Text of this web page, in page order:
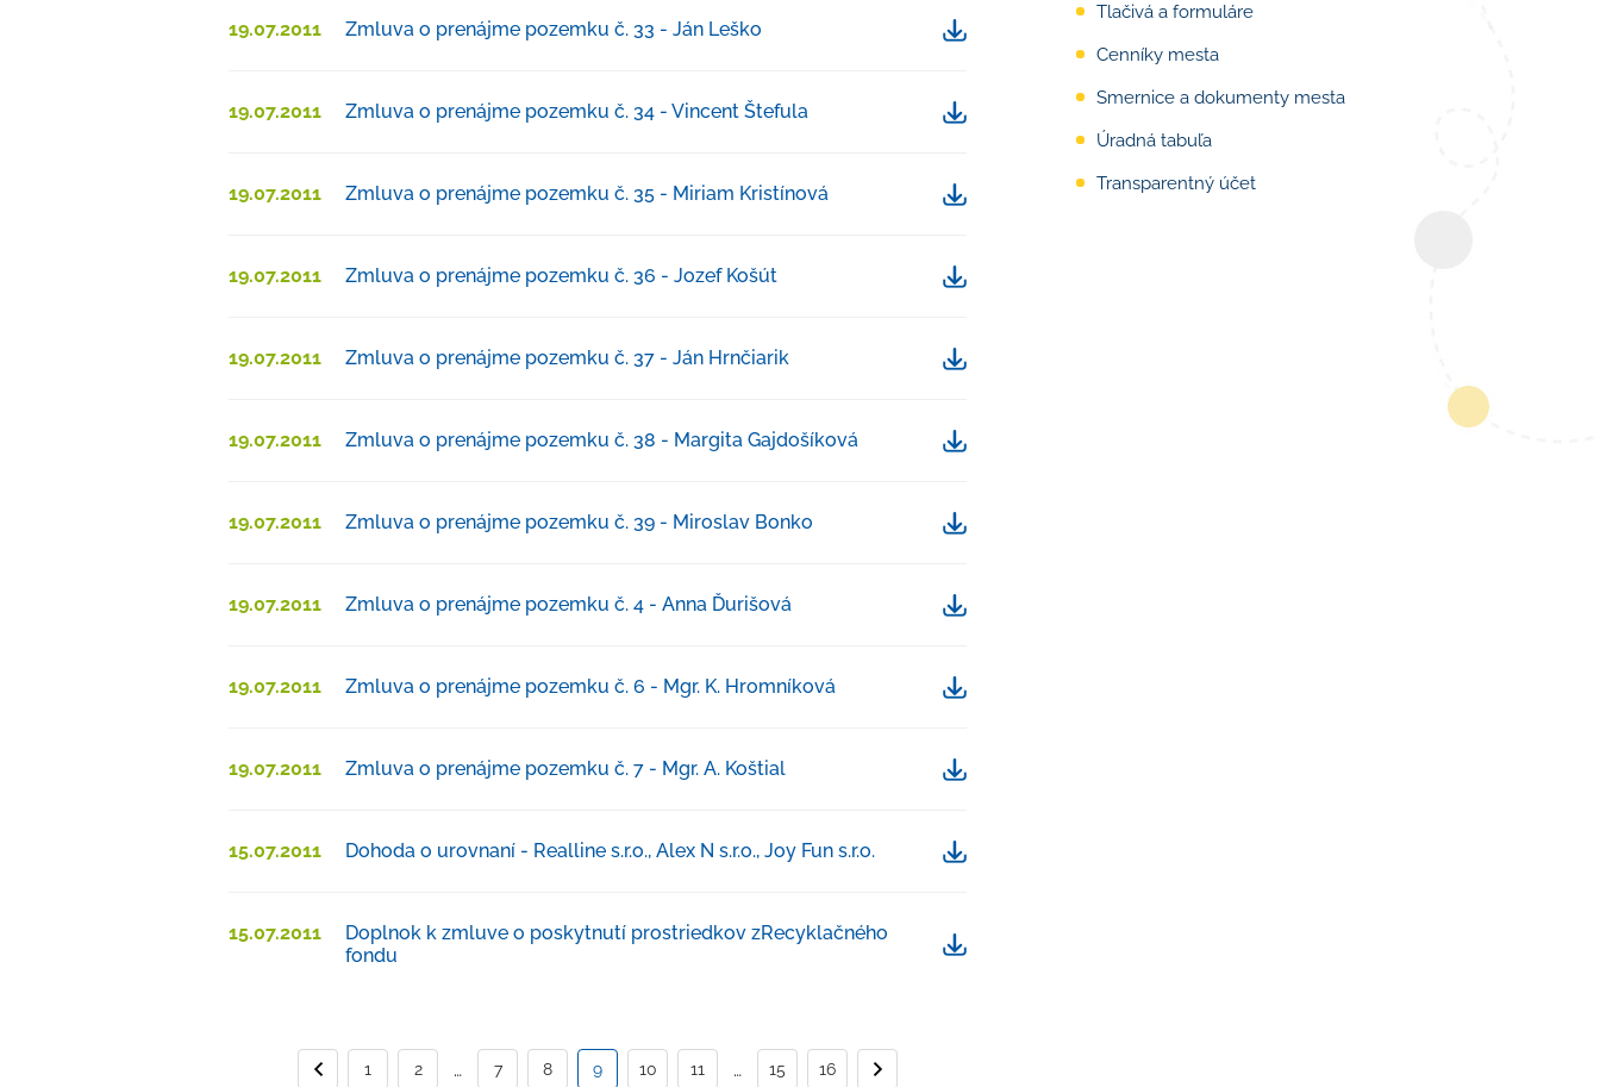
Tlačivá a formuláre
Cenníky mesta
Smernice a dokumenty mesta
Úradná tabuľa
Transparentný účet
19.07.2011 Zmluva o prenájme pozemku č. 33 - Ján Leško
19.07.2011 Zmluva o prenájme pozemku č. 34 - Vincent Štefula
19.07.2011 Zmluva o prenájme pozemku č. 35 - Miriam Kristínová
19.07.2011 Zmluva o prenájme pozemku č. 36 - Jozef Košút
19.07.2011 Zmluva o prenájme pozemku č. 37 - Ján Hrnčiarik
19.07.2011 Zmluva o prenájme pozemku č. 38 - Margita Gajdošíková
19.07.2011 Zmluva o prenájme pozemku č. 39 - Miroslav Bonko
19.07.2011 Zmluva o prenájme pozemku č. 4 - Anna Ďurišová
19.07.2011 Zmluva o prenájme pozemku č. 6 - Mgr. K. Hromníková
19.07.2011 Zmluva o prenájme pozemku č. 7 - Mgr. A. Koštial
15.07.2011 Dohoda o urovnaní - Realline s.r.o., Alex N s.r.o., Joy Fun s.r.o.
15.07.2011
Doplnok k zmluve o poskytnutí prostriedkov zRecyklačného
fondu
Predchádzajúca strana
1 2 … 7 8 9 10 11 … 15 16